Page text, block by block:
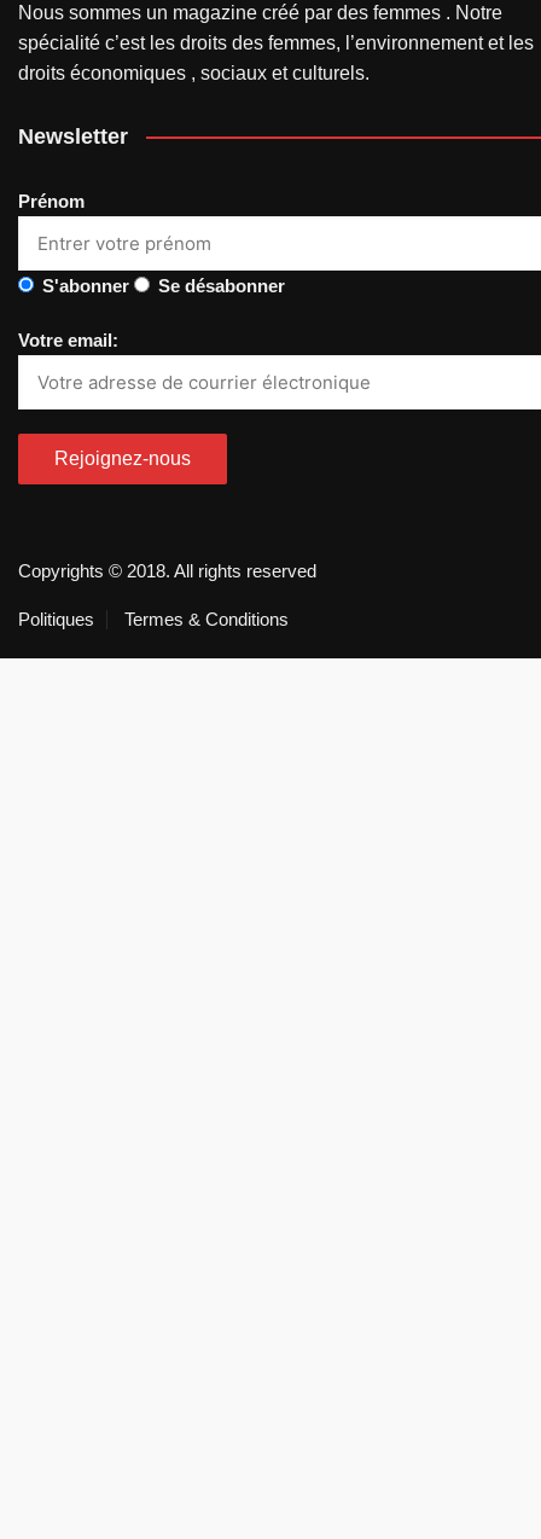
Nous sommes un magazine créé par des femmes . Notre
spécialité c’est les droits des femmes, l’environnement et les
droits économiques , sociaux et culturels.
Newsletter
Prénom
S'abonner Se désabonner
Votre email:
Copyrights © 2018. All rights reserved
Politiques Termes & Conditions